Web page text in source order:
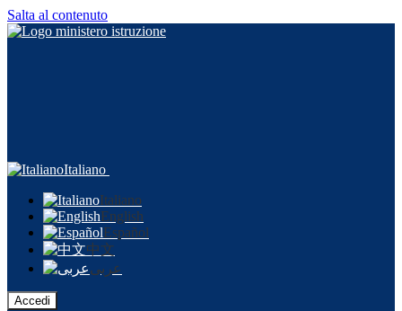
Salta al contenuto
Italiano
Italiano
English
Español
中文
عربى
Accedi